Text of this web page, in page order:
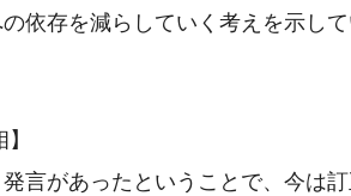
依存を減らしていく考えを示し
発言があったということで、今は